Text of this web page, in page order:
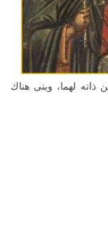
لهما، وبنى هناك